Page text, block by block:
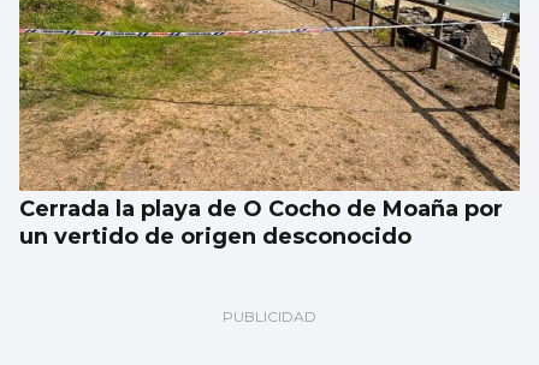
Cerrada la playa de O Cocho de Moaña por
un vertido de origen desconocido